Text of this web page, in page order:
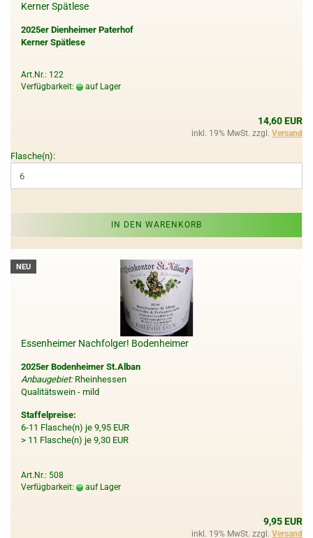
Kerner Spätlese
2025er Dienheimer Paterhof
Kerner Spätlese
Art.Nr.: 122
Verfügbarkeit:
auf Lager
14,60 EUR
inkl. 19% MwSt. zzgl. Versand
Flasche(n):
IN DEN WARENKORB
NEU
Essenheimer Nachfolger! Bodenheimer
2025er Bodenheimer St.Alban
Anbaugebiet:Rheinhessen
Qualitätswein - mild
Staffelpreise:
6-11 Flasche(n) je 9,95 EUR
> 11 Flasche(n) je 9,30 EUR
Art.Nr.: 508
Verfügbarkeit:
auf Lager
9,95 EUR
inkl. 19% MwSt. zzgl. Versand